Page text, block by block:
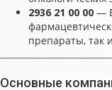
2936 21 00 00 —
препараты, так
Основные